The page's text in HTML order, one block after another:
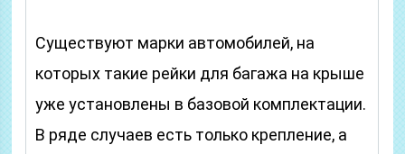
Существуют марки автомобилей, на
которых такие рейки для багажа на крыше
уже установлены в базовой комплектации.
В ряде случаев есть только крепление, а